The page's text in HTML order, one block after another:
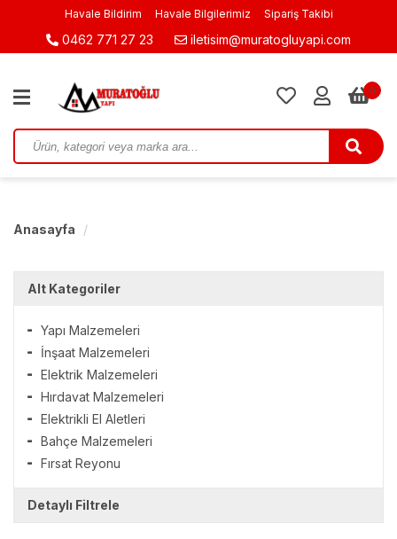
Havale Bildirim Havale Bilgilerimiz Sipariş Takibi
0462 771 27 23 iletisim@muratogluyapi.com
0
Anasayfa
Alt Kategoriler
Yapı Malzemeleri
İnşaat Malzemeleri
Elektrik Malzemeleri
Hırdavat Malzemeleri
Elektrikli El Aletleri
Bahçe Malzemeleri
Fırsat Reyonu
Detaylı Filtrele